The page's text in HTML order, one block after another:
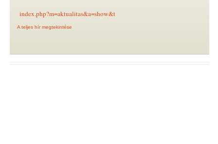
index.php?m=aktualitas&a=show&t
A teljes hír megtekintése